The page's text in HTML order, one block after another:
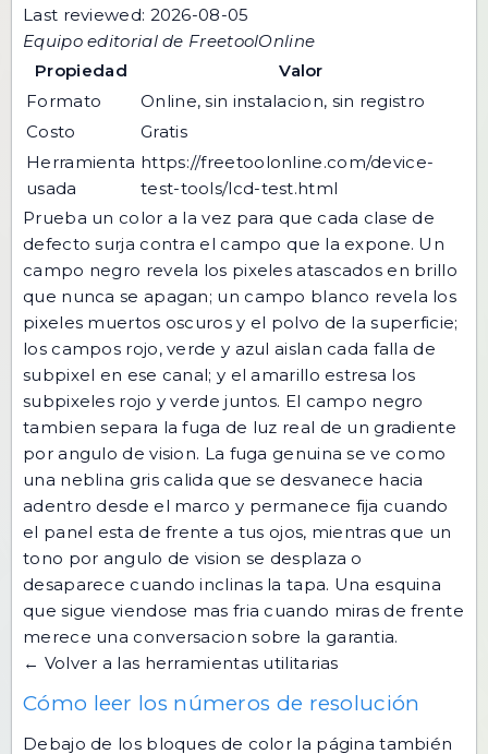
Last reviewed: 2026-08-05
Equipo editorial de FreetoolOnline
Propiedad
Valor
Formato
Online, sin instalacion, sin registro
Costo
Gratis
Herramienta
usada
https://freetoolonline.com/device-
test-tools/lcd-test.html
Prueba un color a la vez para que cada clase de
defecto surja contra el campo que la expone. Un
campo negro revela los pixeles atascados en brillo
que nunca se apagan; un campo blanco revela los
pixeles muertos oscuros y el polvo de la superficie;
los campos rojo, verde y azul aislan cada falla de
subpixel en ese canal; y el amarillo estresa los
subpixeles rojo y verde juntos. El campo negro
tambien separa la fuga de luz real de un gradiente
por angulo de vision. La fuga genuina se ve como
una neblina gris calida que se desvanece hacia
adentro desde el marco y permanece fija cuando
el panel esta de frente a tus ojos, mientras que un
tono por angulo de vision se desplaza o
desaparece cuando inclinas la tapa. Una esquina
que sigue viendose mas fria cuando miras de frente
merece una conversacion sobre la garantia.
← Volver a las herramientas utilitarias
Cómo leer los números de resolución
Debajo de los bloques de color la página también